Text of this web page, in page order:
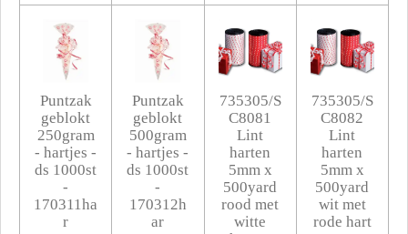
Puntzak
geblokt
250gram
- hartjes -
ds 1000st
-
170311ha
r
Puntzak
geblokt
500gram
- hartjes -
ds 1000st
-
170312h
ar
735305/S
C8081
Lint
harten
5mm x
500yard
rood met
witte
735305/S
C8082
Lint
harten
5mm x
500yard
wit met
rode hart